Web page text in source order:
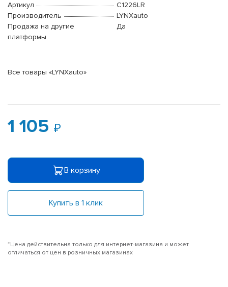
Артикул
C1226LR
Производитель
LYNXauto
Продажа на другие
платформы
Да
Все товары «LYNXauto»
1 105
В корзину
Купить в 1 клик
*Цена действительна только для интернет-магазина и может
отличаться от цен в розничных магазинах